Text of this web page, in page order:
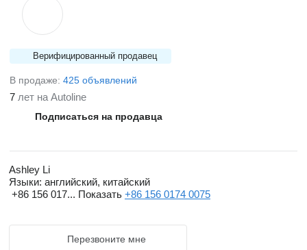
Верифицированный продавец
В продаже: 425 объявлений
7 лет на Autoline
Подписаться на продавца
Ashley Li
Языки: английский, китайский
+86 156 017... Показать +86 156 0174 0075
Перезвоните мне